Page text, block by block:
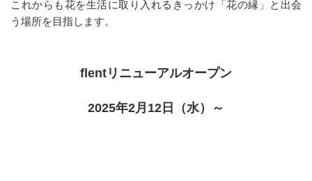
これからも花を生活に取り入れるきっかけ「花の縁」と出会
う場所を目指します。
flentリニューアルオープン
2025年2月12日（水）～